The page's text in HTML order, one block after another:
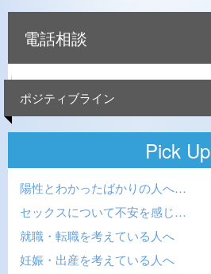
電話相談
ポジティブライン
Pick Up
陽性とわかったばかりの人へ…
セックスについて不安を感じ…
就職・転職を考えている人へ
妊娠・出産を考えている人へ